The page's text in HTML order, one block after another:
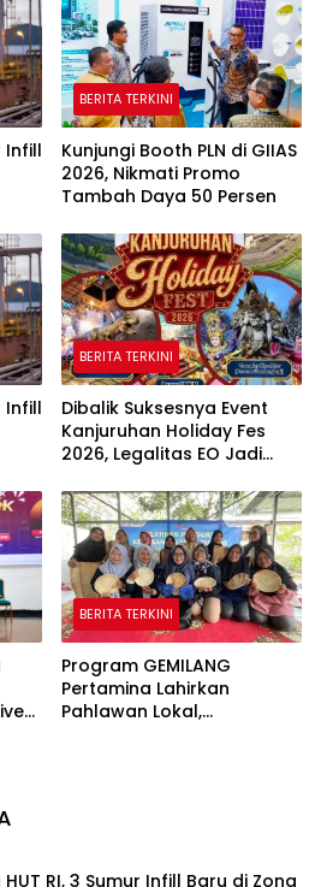
Infill
BERITA TERKINI
Kunjungi Booth PLN di GIIAS
2026, Nikmati Promo
Tambah Daya 50 Persen
Infill
BERITA TERKINI
Dibalik Suksesnya Event
Kanjuruhan Holiday Fes
2026, Legalitas EO Jadi
BERITA TERKINI
Program GEMILANG
Pertamina Lahirkan
Pahlawan Lokal,
RI, 3 Sumur Infill Baru di Zona